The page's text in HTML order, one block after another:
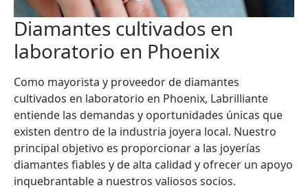
Diamantes cultivados en
laboratorio en Phoenix
Como mayorista y proveedor de diamantes
cultivados en laboratorio en Phoenix, Labrilliante
entiende las demandas y oportunidades únicas que
existen dentro de la industria joyera local. Nuestro
principal objetivo es proporcionar a las joyerías
diamantes fiables y de alta calidad y ofrecer un apoyo
inquebrantable a nuestros valiosos socios.